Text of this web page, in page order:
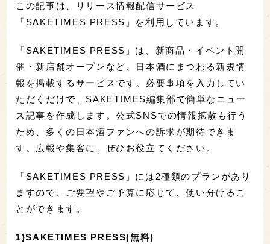
この記事は、リリース情報配信サービス
「SAKETIMES PRESS」を利用しています。
「SAKETIMES PRESS」は、新商品・イベント開
催・新店舗オープンなど、日本酒にまつわる新規情
報を掲載するサービスです。必要事項を入力してい
ただくだけで、SAKETIMES編集部で簡単なニュー
ス記事を作成します。公式SNSでの情報拡散も行う
ため、多くの日本酒ファンへの訴求が期待できま
す。広報や集客に、ぜひお役立てください。
「SAKETIMES PRESS」には2種類のプランがあり
ますので、ご要望やご予算に応じて、使い分けるこ
とができます。
1)SAKETIMES PRESS(無料)